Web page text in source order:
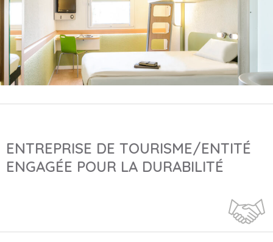
ENTREPRISE DE TOURISME/ENTITÉ
ENGAGÉE POUR LA DURABILITÉ